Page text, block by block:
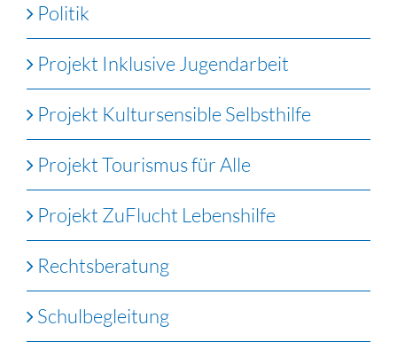
Politik
Projekt Inklusive Jugendarbeit
Projekt Kultursensible Selbsthilfe
Projekt Tourismus für Alle
Projekt ZuFlucht Lebenshilfe
Rechtsberatung
Schulbegleitung